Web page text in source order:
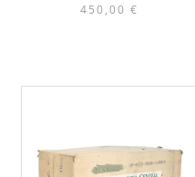
450,00 €